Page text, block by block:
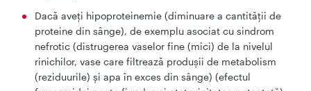
Dacă aveţi hipoproteinemie (diminuare a cantităţii de
proteine din sânge), de exemplu asociat cu sindrom
nefrotic (distrugerea vaselor fine (mici) de la nivelul
rinichilor, vase care filtrează produşii de metabolism
(reziduurile) şi apa în exces din sânge) (efectul